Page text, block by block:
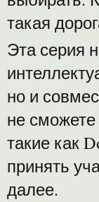
такая
Эта серия
но и
не
такие как
принять
далее.